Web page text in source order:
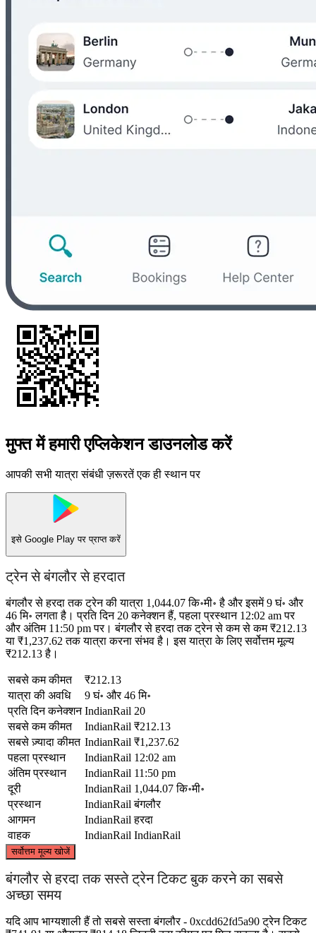
मुफ्त में हमारी एप्लिकेशन डाउनलोड करें
आपकी सभी यात्रा संबंधी ज़रूरतें एक ही स्थान पर
इसे Google Play पर प्राप्त करें
ट्रेन से बंगलौर से हरदात
बंगलौर से हरदा तक ट्रेन की यात्रा 1,044.07 कि॰मी॰ है और इसमें 9 घं॰ और
46 मि॰ लगता है। प्रति दिन 20 कनेक्शन हैं, पहला प्रस्थान 12:02 am पर
और अंतिम 11:50 pm पर। बंगलौर से हरदा तक ट्रेन से कम से कम ₹212.13
या ₹1,237.62 तक यात्रा करना संभव है। इस यात्रा के लिए सर्वोत्तम मूल्य
₹212.13 है।
सबसे कम कीमत
₹212.13
यात्रा की अवधि
9 घं॰ और 46 मि॰
प्रति दिन कनेक्शन IndianRail 20
सबसे कम कीमत
IndianRail ₹212.13
सबसे ज़्यादा कीमत IndianRail ₹1,237.62
पहला प्रस्थान
IndianRail 12:02 am
अंतिम प्रस्थान
IndianRail 11:50 pm
दूरी
IndianRail 1,044.07 कि॰मी॰
प्रस्थान
IndianRail बंगलौर
आगमन
IndianRail हरदा
वाहक
IndianRail IndianRail
सर्वोत्तम मूल्य खोजें
Harda
©CARTO
बंगलौर से हरदा तक सस्ते ट्रेन टिकट बुक करने का सबसे
अच्छा समय
यदि आप भाग्यशाली हैं तो सबसे सस्ता बंगलौर - 0xcdd62fd5a90 ट्रेन टिकट